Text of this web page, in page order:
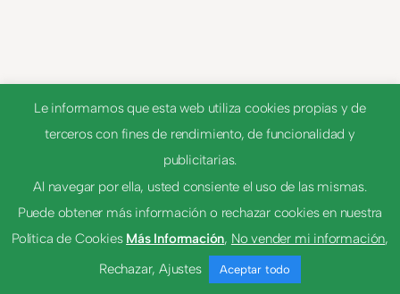
© 2023 Tema por Anders Norén
Le informamos que esta web utiliza cookies propias y de
terceros con fines de rendimiento, de funcionalidad y
publicitarias.
Al navegar por ella, usted consiente el uso de las mismas.
Puede obtener más información o rechazar cookies en nuestra
Política de Cookies Más Información, No vender mi información,
Rechazar, Ajustes Aceptar todo